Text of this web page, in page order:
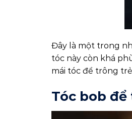
Đây là một trong
tóc này còn khá
mái tóc để trông
Tóc bob